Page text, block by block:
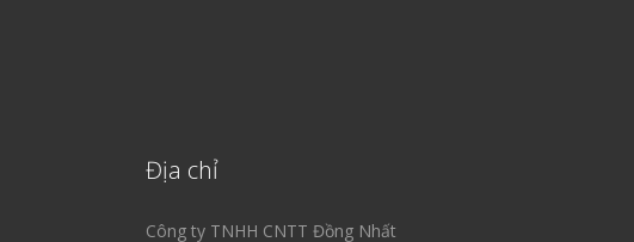
Địa chỉ
Công ty TNHH CNTT Đồng Nhất